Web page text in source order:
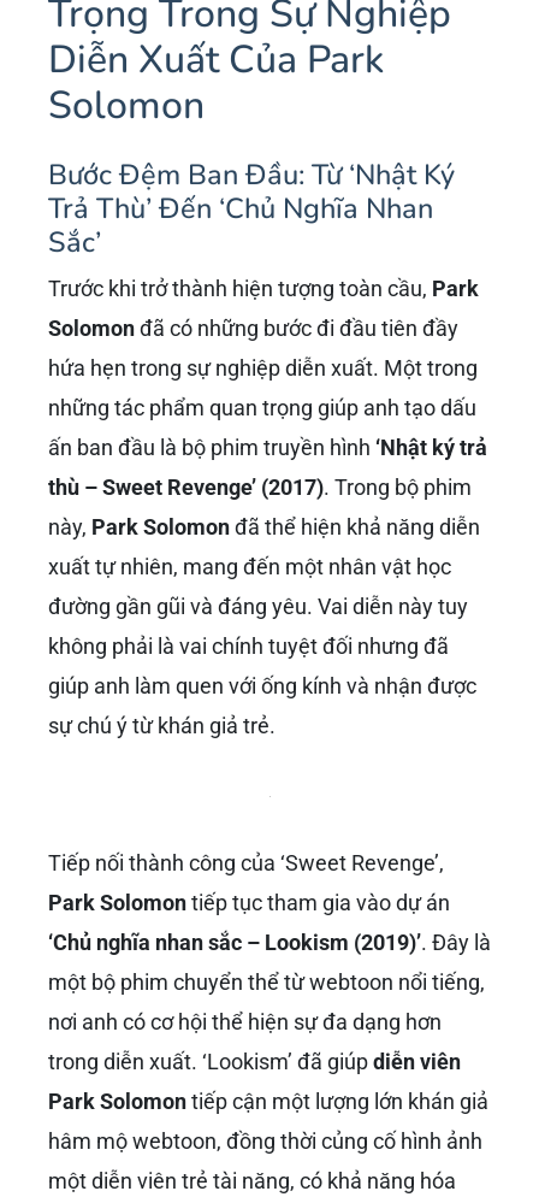
Trọng Trong Sự Nghiệp
Diễn Xuất Của Park
Solomon
Bước Đệm Ban Đầu: Từ ‘Nhật Ký
Trả Thù’ Đến ‘Chủ Nghĩa Nhan
Sắc’
Trước khi trở thành hiện tượng toàn cầu, Park
Solomonđã có những bước đi đầu tiên đầy
hứa hẹn trong sự nghiệp diễn xuất. Một trong
những tác phẩm quan trọng giúp anh tạo dấu
ấn ban đầu là bộ phim truyền hình ‘Nhật ký trả
thù – Sweet Revenge’ (2017). Trong bộ phim
này, Park Solomonđã thể hiện khả năng diễn
xuất tự nhiên, mang đến một nhân vật học
đường gần gũi và đáng yêu. Vai diễn này tuy
không phải là vai chính tuyệt đối nhưng đã
giúp anh làm quen với ống kính và nhận được
sự chú ý từ khán giả trẻ.